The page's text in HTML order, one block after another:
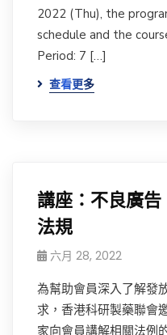
2022 (Thu), the
schedule and the
Period: 7 […]
查看更多
講座：不良廣
法規
六月 28, 2022
為幫助會員深入了解發
求，香港科研製藥聯會
家向會員講解相關法例